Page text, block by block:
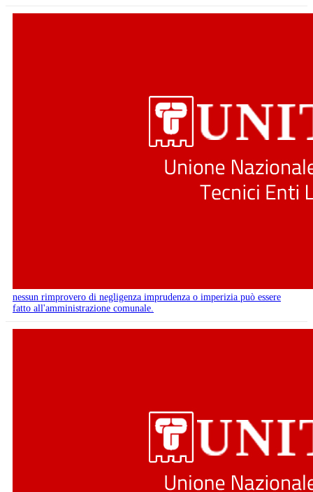
nessun rimprovero di negligenza imprudenza o imperizia può essere
fatto all'amministrazione comunale.